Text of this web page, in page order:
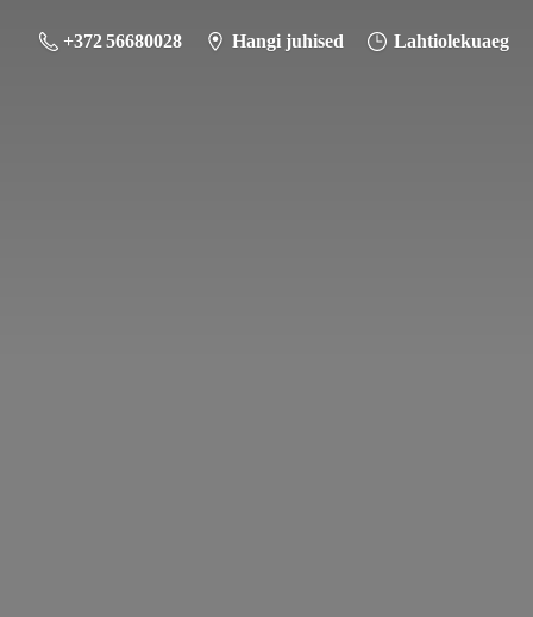
+372 56680028 Hangi juhised Lahtiolekuaeg